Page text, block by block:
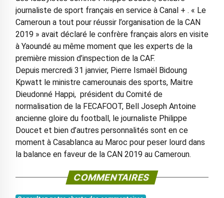
journaliste de sport français en service à Canal + . « Le
Cameroun a tout pour réussir l’organisation de la CAN
2019 » avait déclaré le confrère français alors en visite
à Yaoundé au même moment que les experts de la
première mission d’inspection de la CAF.
Depuis mercredi 31 janvier, Pierre Ismaël Bidoung
Kpwatt le ministre camerounais des sports, Maitre
Dieudonné Happi, président du Comité de
normalisation de la FECAFOOT, Bell Joseph Antoine
ancienne gloire du football, le journaliste Philippe
Doucet et bien d’autres personnalités sont en ce
moment à Casablanca au Maroc pour peser lourd dans
la balance en faveur de la CAN 2019 au Cameroun.
COMMENTAIRES